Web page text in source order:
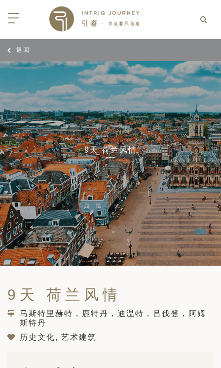
陆
非
加索
中美洲
北极
蒙
伯
合酋长国
坦
斯坦
斯坦
加
和黑塞哥维那
三重奏: 野性、山海与醇香（2026
日-9月25日）
大丘吉尔北极熊、白鲸与飞鸟
7月14日 – 7月21日）
其东部之旅：穿越古老的景观
5月5日 – 15日）
索拼图: 阿塞拜疆, 格鲁吉亚 & 亚
2026年5月15日-27日）
加斯加空中游猎 （2026年6月1
）
干地区的希腊与罗马遗产 – 奥尔
行（2026年6月1日 – 13日）
牙比利牛斯山道与巴斯克雅致旅程
亚大迁徙与黑猩猩 游猎之旅
斯远东 ：原始荒野与被遗忘的历
年8月8日 – 17日）
｜大溪地白兰度度假村尽享极致体
| AMANWELLA印度洋锡兰时光
｜文华东方迪沙鲁海岸THE
酒店
｜阿玛哈豪华精选沙漠度假村及水
｜ 不丹COMO UMA 喜马拉雅深处
｜卓美亚阿拉伯港酒店
队
伙伴
返回
9天 荷兰风情
9天 荷兰风情
马斯特里赫特，鹿特丹，迪温特，吕伐登，阿姆
斯特丹
历史文化, 艺术建筑